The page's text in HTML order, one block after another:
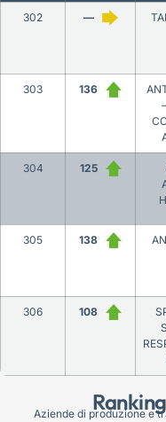
302 —
303 136
304 125
305 138
306 108
Aziende di produzione e